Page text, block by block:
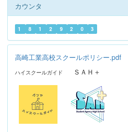
カウンタ
1 8 1 2 9 2 0 3
高崎工業高校スクールポリシー.pdf
ハイスクールガイド ＳＡＨ＋